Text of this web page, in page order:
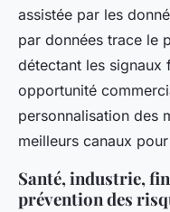
assistée par les
par données trace le
détectant les signaux
opportunité
personnalisation des
meilleurs canaux
Santé, industrie,
prévention des